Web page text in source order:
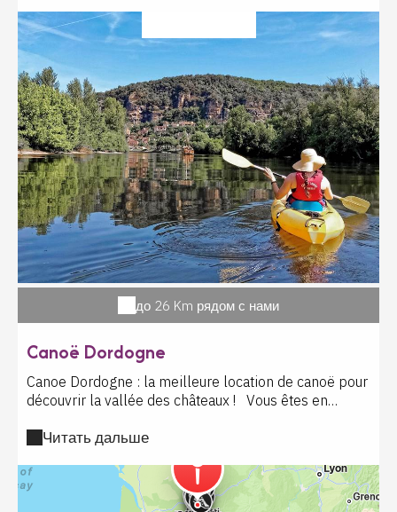
dans un paysage à couper le souffle. Vous graverez la
pierre avec Cro-Magnon, vous tirerez à l'arc tel un
chevalier, vous tracerez à la plume les poèmes de
l'amour courtois. Vous découvrirez les mystères de
Commarque à travers les jeux d'antan, des ateliers à
thème, une enquête médiévale palpitante, des
expositions et projections 3D captivantes et bien sûr
les visites libres et guidées. L'aventure vous attend au
Château de Commarque ! Le billet comprend : visite
libre, jeux d'antan, expositions et projections 3D.
Pendant we fériés et vac scolaires sont inclus : les
visites guidées et ateliers (tir à l'arc, sculpture sur
pierre, dessine moi un château, tracé pariétal,
calligraphie médiévale). Enquête médiévale avec petit
supplément
до 26 Km рядом с нами
Canoë Dordogne
Canoe Dordogne : la meilleure location de canoë pour
découvrir la vallée des châteaux ! Vous êtes en
canoë en Dordogne ? Ne cherchez plus ! Canoe
meilleure descente en canoë sur la Dordogne, au
cœur d'un paysage exceptionnel entre nature
Читать дальше